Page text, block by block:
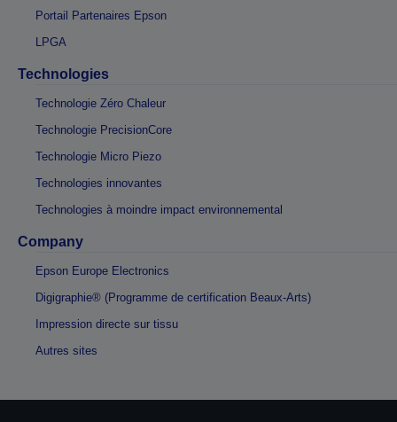
Portail Partenaires Epson
LPGA
Technologies
Technologie Zéro Chaleur
Technologie PrecisionCore
Technologie Micro Piezo
Technologies innovantes
Technologies à moindre impact environnemental
Company
Epson Europe Electronics
Digigraphie® (Programme de certification Beaux-Arts)
Impression directe sur tissu
Autres sites